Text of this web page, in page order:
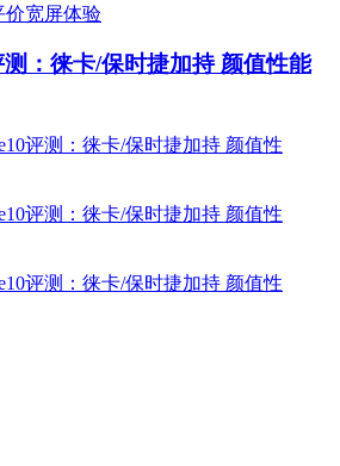
：徕卡/保时捷加持 颜值性能